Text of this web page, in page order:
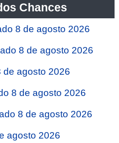
Chances
8 de agosto 2026
8 de agosto 2026
de agosto 2026
8 de agosto 2026
8 de agosto 2026
agosto 2026